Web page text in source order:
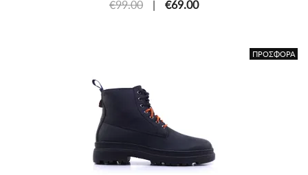
€99.00
| €69.00
ΠΡΟΣΦΟΡΑ